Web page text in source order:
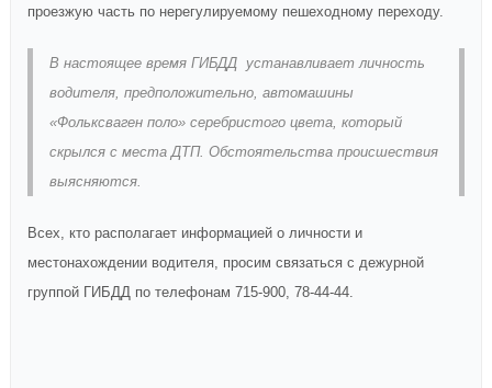
проезжую часть по нерегулируемому пешеходному переходу.
В настоящее время ГИБДД устанавливает личность
водителя, предположительно, автомашины
«Фольксваген поло» серебристого цвета, который
скрылся с места ДТП. Обстоятельства происшествия
выясняются.
Всех, кто располагает информацией о личности и
местонахождении водителя, просим связаться с дежурной
группой ГИБДД по телефонам 715-900, 78-44-44.